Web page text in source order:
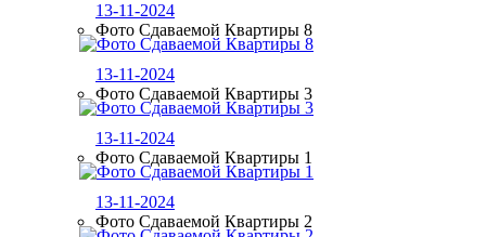
13-11-2024
Фото Сдаваемой Квартиры 8
13-11-2024
Фото Сдаваемой Квартиры 3
13-11-2024
Фото Сдаваемой Квартиры 1
13-11-2024
Фото Сдаваемой Квартиры 2